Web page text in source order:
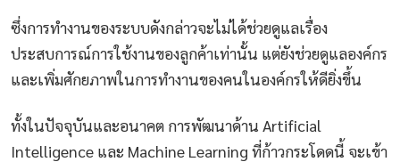
ซึ่งการทำงานของระบบดังกล่าวจะไม่ได้ช่วยดูแลเรื่อง
ประสบการณ์การใช้งานของลูกค้าเท่านั้น แต่ยังช่วยดูแลองค์กร
และเพิ่มศักยภาพในการทำงานของคนในองค์กรให้ดียิ่งขึ้น
ทั้งในปัจจุบันและอนาคต การพัฒนาด้าน Artificial
Intelligence และ Machine Learning ที่ก้าวกระโดดนี้ จะเข้า